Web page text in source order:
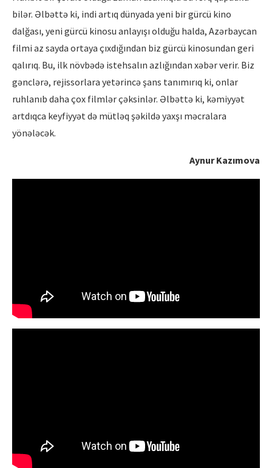
bilər. Əlbəttə ki, indi artıq dünyada yeni bir gürcü kino
dalğası, yeni gürcü kinosu anlayışı olduğu halda, Azərbaycan
filmi az sayda ortaya çıxdığından biz gürcü kinosundan geri
qalırıq. Bu, ilk növbədə istehsalın azlığından xəbər verir. Biz
gənclərə, rejissorlara yetərincə şans tanımırıq ki, onlar
ruhlanıb daha çox filmlər çəksinlər. Əlbəttə ki, kəmiyyət
artdıqca keyfiyyət də mütləq şəkildə yaxşı məcralara
yönələcək.
Aynur Kazımova